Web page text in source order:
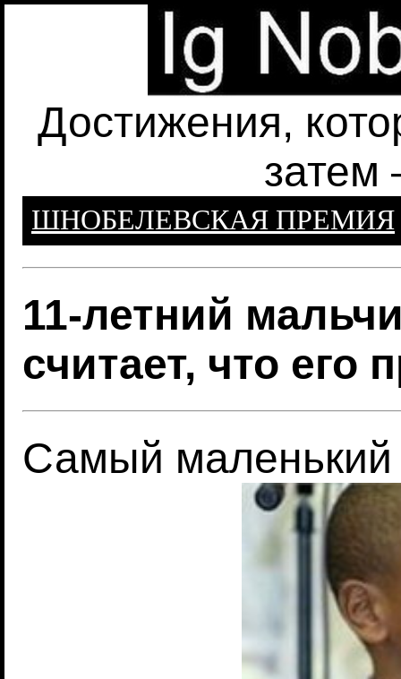
Достижения,
затем
ШНОБЕЛЕВСКАЯ ПРЕМИЯ
11-летний
считает, что его
Самый